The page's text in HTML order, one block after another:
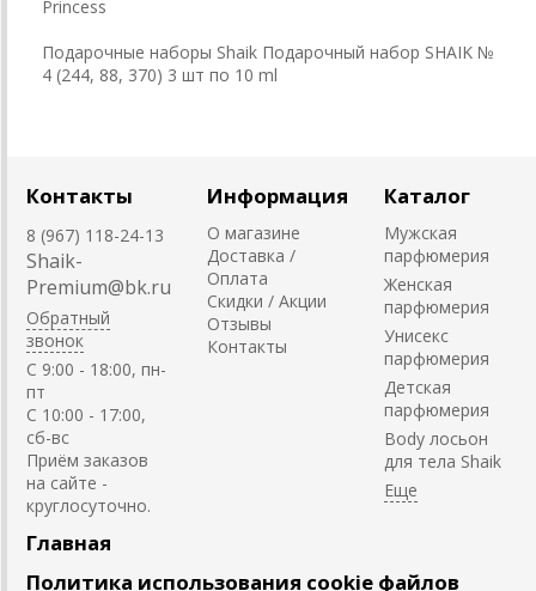
Princess
Подарочные наборы Shaik Подарочный набор SHAIK №
4 (244, 88, 370) 3 шт по 10 ml
Контакты
8 (967) 118-24-13
Shaik-
Premium@bk.ru
Обратный
звонок
C 9:00 - 18:00, пн-
пт
С 10:00 - 17:00,
сб-вс
Приём заказов
на сайте -
круглосуточно.
Информация
О магазине
Доставка /
Оплата
Скидки / Акции
Отзывы
Контакты
Каталог
Мужская
парфюмерия
Женская
парфюмерия
Унисекс
парфюмерия
Детская
парфюмерия
Body лосьон
для тела Shaik
Главная
Политика использования cookie файлов